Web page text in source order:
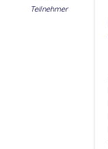
Teilnehmer